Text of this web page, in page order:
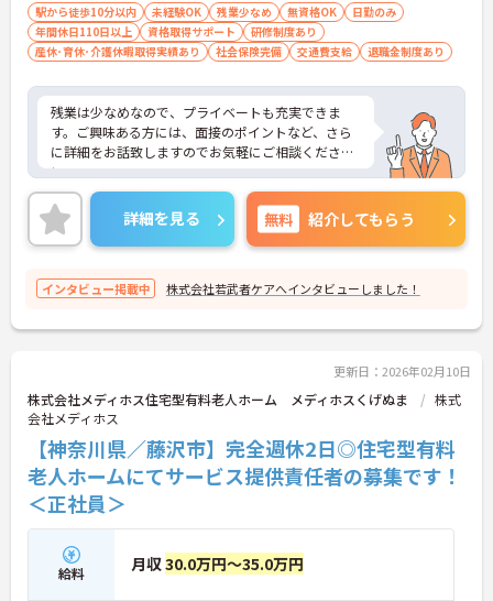
駅から徒歩10分以内 未経験OK 残業少なめ 無資格OK
日勤のみ
年間休日110日以上
資格取得サポート
研修制度あり
産休･育休･介護休暇取得実績あり
社会保険完備 交通費支給 退職金制度あり
残業は少なめなので、プライベートも充実できま
す。ご興味ある方には、面接のポイントなど、さら
に詳細をお話致しますのでお気軽にご相談くださ
い。
詳細を見る 無料 紹介してもらう
インタビュー掲載中 株式会社若武者ケアへインタビューしました！
更新日：2026年02月10日
株式会社メディホス住宅型有料老人ホーム メディホスくげぬま
株式
会社メディホス
【神奈川県／藤沢市】完全週休2日◎住宅型有料
老人ホームにてサービス提供責任者の募集です！
＜正社員＞
給料 月収30.0万円～35.0万円